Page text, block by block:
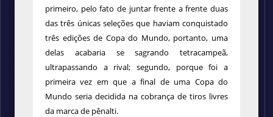
primeiro, pelo fato de juntar frente a frente duas
das três únicas seleções que haviam conquistado
três edições de Copa do Mundo, portanto, uma
delas acabaria se sagrando tetracampeã,
ultrapassando a rival; segundo, porque foi a
primeira vez em que a final de uma Copa do
Mundo seria decidida na cobrança de tiros livres
da marca de pênalti.